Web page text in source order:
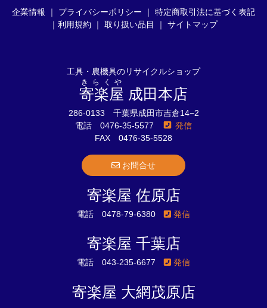
企業情報 ｜ プライバシーポリシー ｜ 特定商取引法に基づく表記
｜ 利用規約 ｜ 取り扱い品目 ｜ サイトマップ
工具・農機具のリサイクルショップ
寄楽屋
きらくや
成田本店
286-0133 千葉県成田市吉倉14−2
電話 0476-35-5577
発信
FAX 0476-35-5528
お問合せ
寄楽屋 佐原店
電話 0478-79-6380 発信
寄楽屋 千葉店
電話 043-235-6677 発信
寄楽屋 大網茂原店